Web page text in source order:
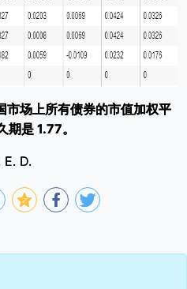
市场上所有债券的市值加权平
是 1.77。
E. D.